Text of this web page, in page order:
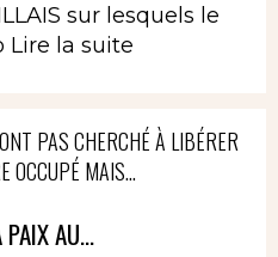
sur lesquels le
Lire la suite
PAS CHERCHÉ À LIBÉRER
OCCUPÉ MAIS...
PAIX AU...